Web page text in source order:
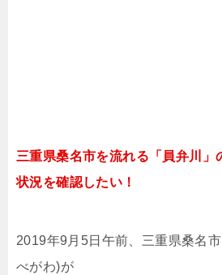
三重県桑名市を流れる「員弁川」
状況を確認したい！
2019年9月5日午前、三重県桑名
べがわ)が